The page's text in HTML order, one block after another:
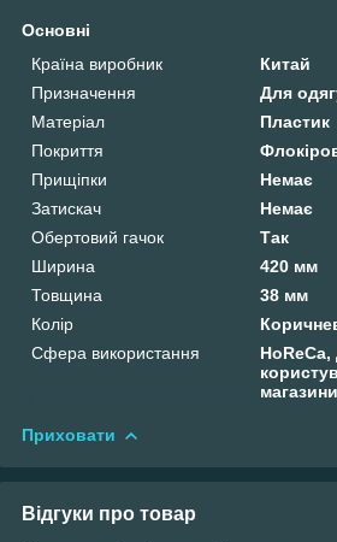
Основні
Країна виробник
Китай
Призначення
Для
Матеріал
Пластик
Покриття
Прищіпки
Немає
Затискач
Немає
Обертовий гачок
Так
Ширина
420 мм
Товщина
38 мм
Колір
Сфера використання
магазини
Приховати
Відгуки про товар